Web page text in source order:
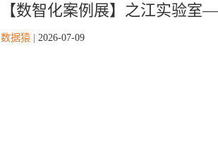
【数智化案例展】之江实验
数据猿 2026-07-09